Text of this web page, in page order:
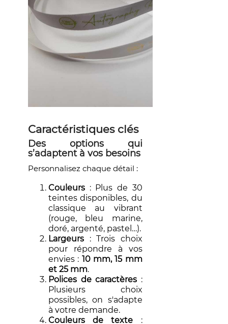
Caractéristiques clés
Des options qui
s’adaptent à vos besoins
Personnalisez chaque détail :
Couleurs : Plus de 30
teintes disponibles, du
classique au vibrant
(rouge, bleu marine,
doré, argenté, pastel…).
Largeurs : Trois choix
pour répondre à vos
envies : 10 mm, 15 mm
et 25 mm.
Polices de caractères :
Plusieurs choix
possibles, on s'adapte
à votre demande.
Couleurs de texte :